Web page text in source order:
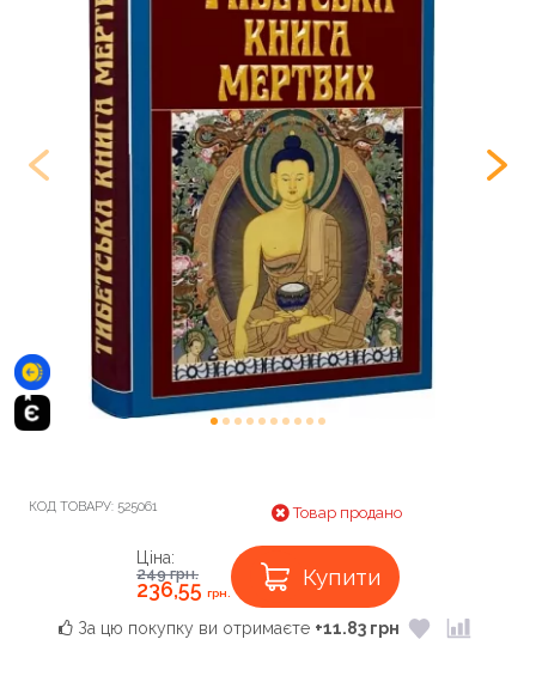
КОД ТОВАРУ: 525061 Товар продано
Ціна:
249грн.
236,55 грн.
Купити
За цю покупку ви отримаєте +11.83 грн